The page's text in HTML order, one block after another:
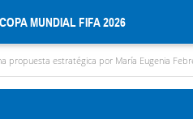
COPA MUNDIAL FIFA 2026
por María Eugenia Febres Cordero R.